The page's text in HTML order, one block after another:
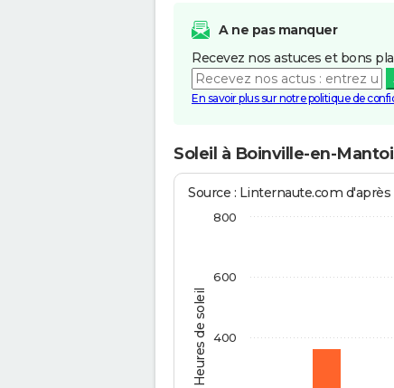
A ne pas manquer
Recevez nos astuces et bons
En savoir plus sur notre politique de
Soleil à Boinville-en-
Heures de soleil
Source : Linternaute.com
400
600
800